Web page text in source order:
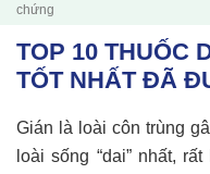
chứng
TOP 10 THUỐC
TỐT NHẤT ĐÃ
Gián là loài côn trùng
loài sống “dai” nhất,